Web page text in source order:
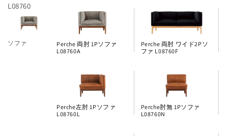
L08760
ソファ
Perche 両肘 1Pソファ
L08760A
Perche 両肘 ワイド2Pソ
ファ L08760F
Perche左肘 1Pソファ
L08760L
Perche肘無 1Pソファ
L08760N